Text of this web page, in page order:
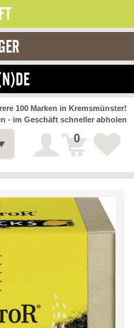
Webseiten
100 Marken in Kremsmünster!
- im Geschäft schneller abholen
0
Detail
Detail
Detail
Detail
Detail